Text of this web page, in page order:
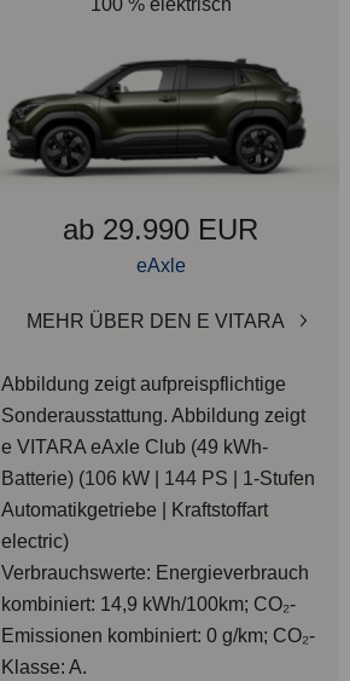
100 % elektrisch
ab 29.990 EUR
eAxle
MEHR ÜBER DEN E VITARA
Abbildung zeigt aufpreispflichtige
Sonderausstattung. Abbildung zeigt
e VITARA eAxle Club (49 kWh-
Batterie) (106 kW | 144 PS | 1-Stufen
Automatikgetriebe | Kraftstoffart
electric)
Verbrauchswerte: Energieverbrauch
kombiniert: 14,9 kWh/100km; CO₂-
Emissionen kombiniert: 0 g/km; CO₂-
Klasse: A.